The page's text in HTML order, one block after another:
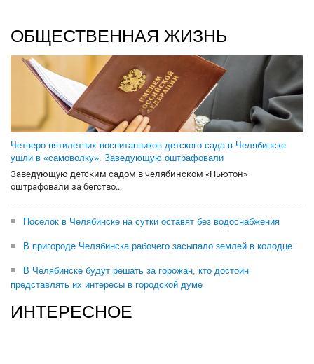
ОБЩЕСТВЕННАЯ ЖИЗНЬ
Четверо пятилетних воспитанников детского сада в Челябинске
ушли в «самоволку». Заведующую оштрафовали
Заведующую детским садом в челябинском «Ньютон»
оштрафовали за бегство...
Поселок в Челябинске на сутки оставят без водоснабжения
В пригороде Челябинска рабочего засыпало землей в колодце
В Челябинске будут решать за горожан, кто достоин
представлять их интересы в городской думе
ИНТЕРЕСНОЕ